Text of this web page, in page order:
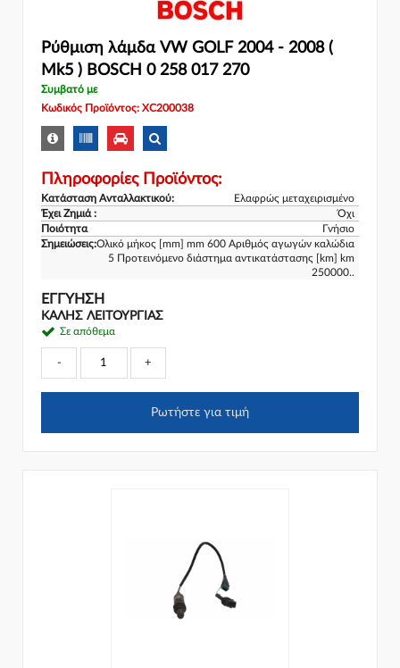
Ρύθμιση λάμδα VW GOLF 2004 - 2008 (
Mk5 ) BOSCH 0 258 017 270
Συμβατό με
Κωδικός Προϊόντος: XC200038
Πληροφορίες Προϊόντος:
Κατάσταση Ανταλλακτικού:
Ελαφρώς μεταχειρισμένο
Έχει Ζημιά :
Όχι
Ποιότητα
Γνήσιο
Σημειώσεις:Ολικό μήκος [mm] mm 600 Αριθμός αγωγών καλώδια
5 Προτεινόμενο διάστημα αντικατάστασης [km] km
250000..
ΕΓΓΎΗΣΗ
ΚΑΛΗΣ ΛΕΙΤΟΥΡΓΙΑΣ
Σε απόθεμα
- +
Ρωτήστε για τιμή